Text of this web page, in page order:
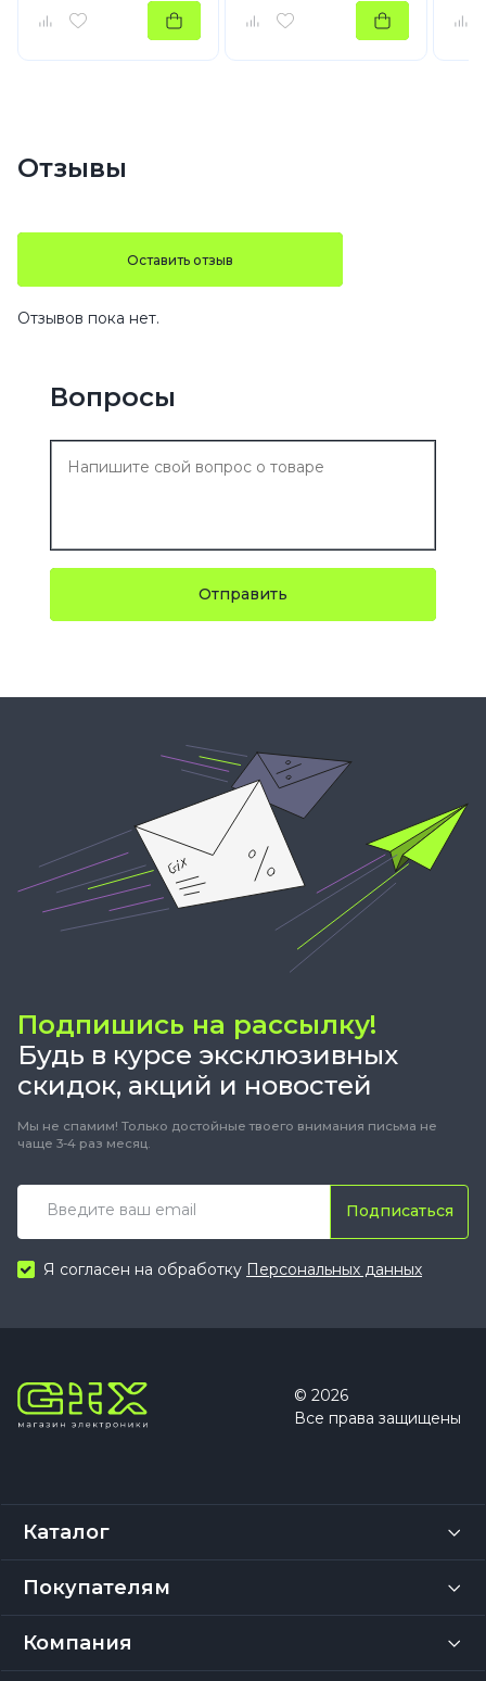
Отзывы
Оставить отзыв
Отзывов пока нет.
Вопросы
Отправить
Подпишись на рассылку!
Будь в курсе эксклюзивных
скидок, акций и новостей
Мы не спамим! Только достойные твоего внимания письма не
чаще 3-4 раз месяц.
Подписаться
Я согласен на обработку Персональных данных
© 2026
Все права защищены
Каталог
Покупателям
Компания